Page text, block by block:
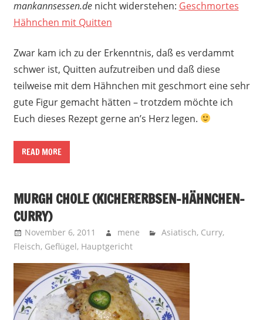
mankannsessen.denicht widerstehen: Geschmortes
Hähnchen mit Quitten
Zwar kam ich zu der Erkenntnis, daß es verdammt
schwer ist, Quitten aufzutreiben und daß diese
teilweise mit dem Hähnchen mit geschmort eine sehr
gute Figur gemacht hätten – trotzdem möchte ich
Euch dieses Rezept gerne an’s Herz legen.
READ MORE
MURGH CHOLE (KICHERERBSEN-HÄHNCHEN-
CURRY)
November 6, 2011 mene Asiatisch, Curry,
Fleisch, Geflügel, Hauptgericht